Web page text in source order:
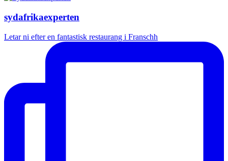
sydafrikaexperten
Letar ni efter en fantastisk restaurang i Franschh